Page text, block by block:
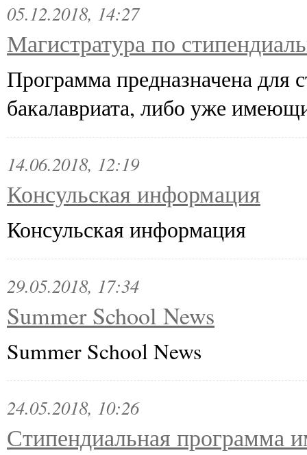
05.12.2018, 14:27
Магистратура по
Программа предназначена для
бакалавриата, либо уже
14.06.2018, 12:19
Консульская информация
Консульская информация
29.05.2018, 17:34
Summer School News
Summer School News
24.05.2018, 10:26
Стипендиальная программа